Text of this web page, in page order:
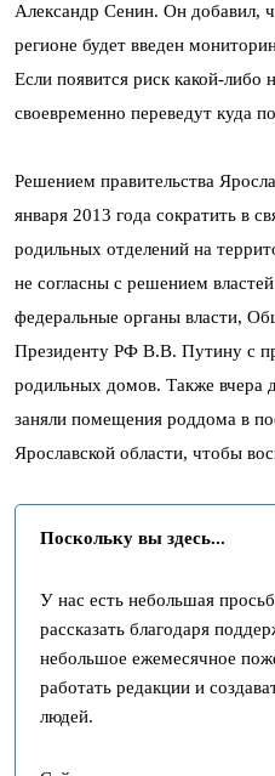
Александр Сенин. Он добавил,
регионе будет введен
Если появится риск какой-
своевременно переведут куда
Решением правительства
января 2013 года сократить в
родильных отделений на
не согласны с решением
федеральные органы власти,
Президенту РФ В.В. Путину с
родильных домов. Также вчера
заняли помещения роддома в
Ярославской области, чтобы
Поскольку вы здесь...
У нас есть небольшая
рассказать благодаря
небольшое ежемесячное
работать редакции и
людей.